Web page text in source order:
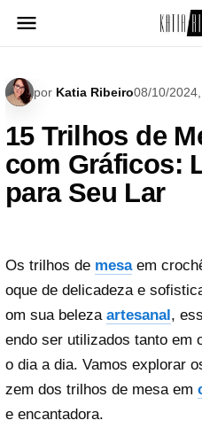
para
por Katia Ribeiro08/10/
15 Trilhos de
com Gráficos:
para Seu Lar
Os trilhos de mesaem
oque de delicadeza e
om sua beleza artesanal,
endo ser utilizados tanto em
o dia a dia. Vamos explorar
zem dos trilhos de mesa em
e encantadora.